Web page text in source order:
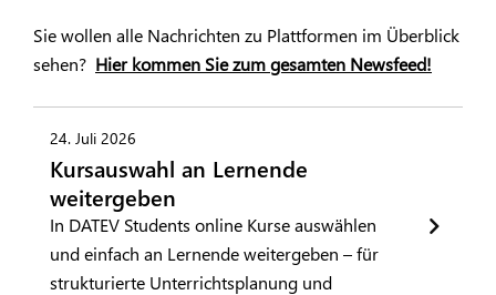
Sie wollen alle Nachrichten zu Plattformen im Überblick
sehen? Hier kommen Sie zum gesamten Newsfeed!
24. Juli 2026
Kursauswahl an Lernende
weitergeben
In DATEV Students online Kurse auswählen
und einfach an Lernende weitergeben – für
strukturierte Unterrichtsplanung und